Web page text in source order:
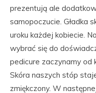
prezentują ale
samopoczucie. Gładka
uroku każdej kobiecie.
wybrać się do
pedicure zaczynamy od
Skóra naszych stóp
zmiękczony. W